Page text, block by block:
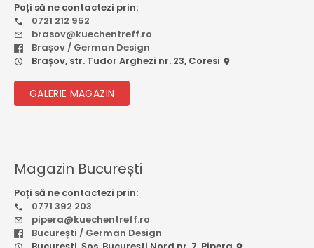
Poți să ne contactezi prin:
0721 212 952
brasov@kuechentreff.ro
Brașov / German Design
Brașov, str. Tudor Arghezi nr. 23, Coresi
GALERIE MAGAZIN
Magazin București
Poți să ne contactezi prin:
0771 392 203
pipera@kuechentreff.ro
București / German Design